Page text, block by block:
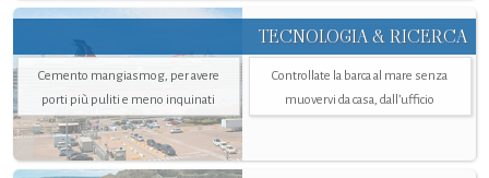
TECNOLOGIA & RICERCA
Cemento mangiasmog, per avere
porti più puliti e meno inquinati
Controllate la barca al mare senza
muovervi da casa, dall’ufficio